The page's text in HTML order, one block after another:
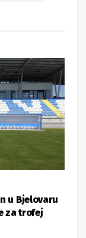
u Bjelovaru
za trofej